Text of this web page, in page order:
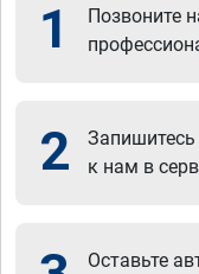
1 Позвоните
2
к нам в
Оставьте